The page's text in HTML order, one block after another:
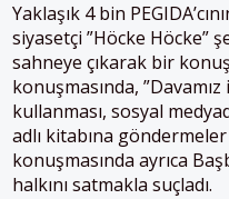
Yaklaşık 4 bin
siyasetçi ”Höcke Höcke”
sahneye çıkarak bir
konuşmasında,
kullanması, sosyal
adlı kitabına
konuşmasında ayrıca
halkını satmakla suçladı.